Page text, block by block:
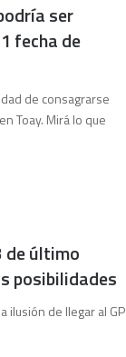
ser
fecha de
de consagrarse
Toay. Mirá lo que
de último
posibilidades
ilusión de llegar al GP